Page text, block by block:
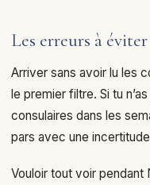
Les erreurs à éviter
Arriver sans avoir lu les
le premier filtre. Si tu
consulaires dans les
pars avec une
Vouloir tout voir pendant